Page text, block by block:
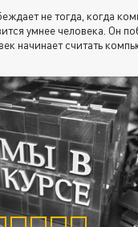
не тогда, когда
умнее человека. Он
начинает считать